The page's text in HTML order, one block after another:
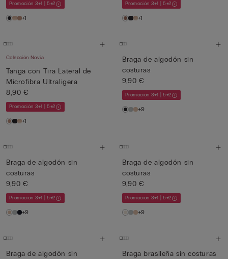
Promoción 3+1 | 5+2
+1
Promoción 3+1 | 5+2
+1
Colección Novia
Tanga con Tira Lateral de
Microfibra Ultraligera
8,90 €
Promoción 3+1 | 5+2
+1
Braga de algodón sin
costuras
9,90 €
Promoción 3+1 | 5+2
+9
Braga de algodón sin
costuras
9,90 €
Promoción 3+1 | 5+2
+9
Braga de algodón sin
costuras
9,90 €
Promoción 3+1 | 5+2
+9
Braga de algodón sin
Braga brasileña sin costuras